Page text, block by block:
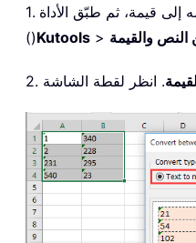
1. حدد النطاق الذي تريد تحويل نصه إلى قيمة، ثم طبّق الأداة
()Kutools > النص والقيمة